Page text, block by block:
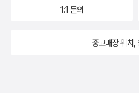
1:1 문의
중고매장 위치,